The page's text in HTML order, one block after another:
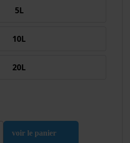
5L
10L
20L
voir le panier